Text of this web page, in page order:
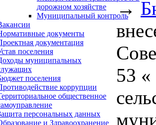
дорожном хозяйстве
Муниципальный контроль
документы
документация
поселения
муниципальных
поселения
коррупции
общественное
персональных данных
и Здравоохранение
→
53